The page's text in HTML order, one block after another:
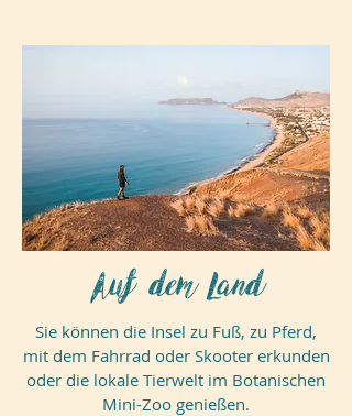
Auf dem Land
Sie können die Insel zu Fuß, zu Pferd,
mit dem Fahrrad oder Skooter erkunden
oder die lokale Tierwelt im Botanischen
Mini-Zoo genießen.